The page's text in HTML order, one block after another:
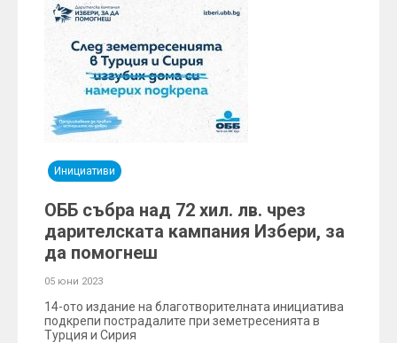
Инициативи
ОББ събра над 72 хил. лв. чрез
дарителската кампания Избери, за
да помогнеш
05 юни 2023
14-ото издание на благотворителната инициатива
подкрепи пострадалите при земетресенията в
Турция и Сирия